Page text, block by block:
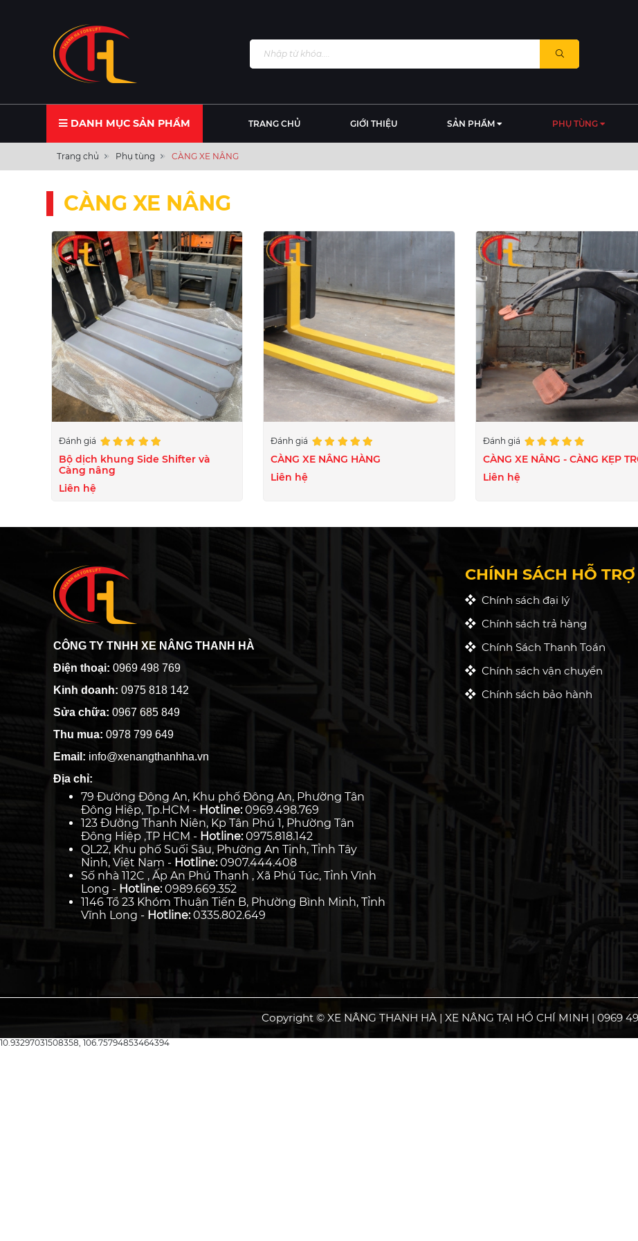
DANH MỤC SẢN PHẨM TRANG CHỦ GIỚI THIỆU SẢN PHẨM PHỤ TÙNG
Trang chủ Phụ tùng CÀNG XE NÂNG
CÀNG XE NÂNG
Đánh giá
Bộ dịch khung Side Shifter và
Càng nâng
Liên hệ
Đánh giá
CÀNG XE NÂNG HÀNG
Liên hệ
Đánh giá
CÀNG XE NÂNG - CÀNG KẸP
Liên hệ
CÔNG TY TNHH XE NÂNG THANH HÀ
Điện thoại: 0969 498 769
Kinh doanh: 0975 818 142
Sửa chữa: 0967 685 849
Thu mua: 0978 799 649
Email: info@xenangthanhha.vn
Địa chỉ:
79 Đường Đông An, Khu phố Đông An, Phường Tân
Đông Hiệp, Tp.HCM - Hotline:0969.498.769
123 Đường Thanh Niên, Kp Tân Phú 1, Phường Tân
Đông Hiệp ,TP HCM - Hotline:0975.818.142
QL22, Khu phố Suối Sâu, Phường An Tịnh, Tỉnh Tây
Ninh, Việt Nam - Hotline:0907.444.408
Số nhà 112C , Ấp An Phú Thạnh , Xã Phú Túc, Tỉnh Vĩnh
Long - Hotline:0989.669.352
1146 Tổ 23 Khóm Thuận Tiến B, Phường Bình Minh, Tỉnh
Vĩnh Long - Hotline:0335.802.649
CHÍNH SÁCH HỖ TRỢ
Chính sách đại lý
Chính sách trả hàng
Chính Sách Thanh Toán
Chính sách vận chuyển
Chính sách bảo hành
Copyright © XE NÂNG THANH HÀ | XE NÂNG TẠI HỒ CHÍ MINH | 0969
10.93297031508358, 106.75794853464394